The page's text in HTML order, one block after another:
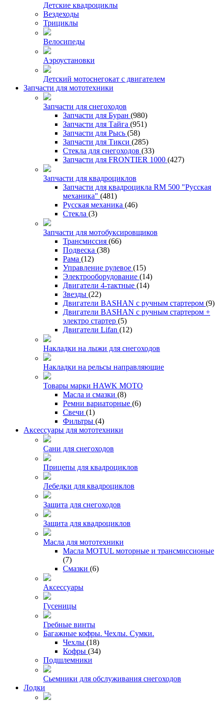
Детские квадроциклы
Вездеходы
Трициклы
Велосипеды
Аэроустановки
Детский мотоснегокат с двигателем
Запчасти для мототехники
Запчасти для снегоходов
Запчасти для Буран (980)
Запчасти для Тайга (951)
Запчасти для Рысь (58)
Запчасти для Тикси (285)
Стекла для снегоходов (33)
Запчасти для FRONTIER 1000 (427)
Запчасти для квадроциклов
Запчасти для квадроцикла RM 500 "Русская
механика" (481)
Русская механика (46)
Стекла (3)
Запчасти для мотобуксировщиков
Трансмиссия (66)
Подвеска (38)
Рама (12)
Управление рулевое (15)
Электрооборудование (14)
Двигатели 4-тактные (14)
Звезды (22)
Двигатели BASHAN с ручным стартером (9)
Двигатели BASHAN с ручным стартером +
электро стартер (5)
Двигатели Lifan (12)
Накладки на лыжи для снегоходов
Накладки на рельсы направляющие
Товары марки HAWK MOTO
Масла и смазки (8)
Ремни вариаторные (6)
Свечи (1)
Фильтры (4)
Аксессуары для мототехники
Сани для снегоходов
Прицепы для квадроциклов
Лебедки для квадроциклов
Защита для снегоходов
Защита для квадроциклов
Масла для мототехники
Масла MOTUL моторные и трансмиссионые
(7)
Смазки (6)
Аксессуары
Гусеницы
Гребные винты
Багажные кофры. Чехлы. Сумки.
Чехлы (18)
Кофры (34)
Подшлемники
Сьемники для обслуживания снегоходов
Лодки